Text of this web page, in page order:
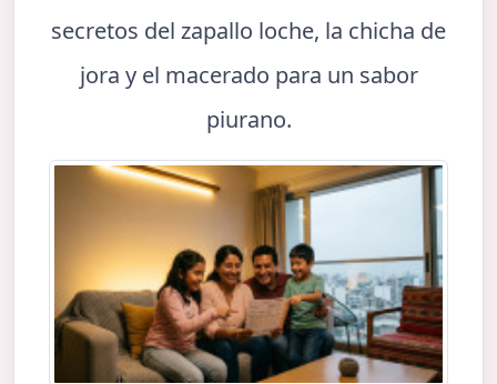
secretos del zapallo loche, la chicha de
jora y el macerado para un sabor
piurano.